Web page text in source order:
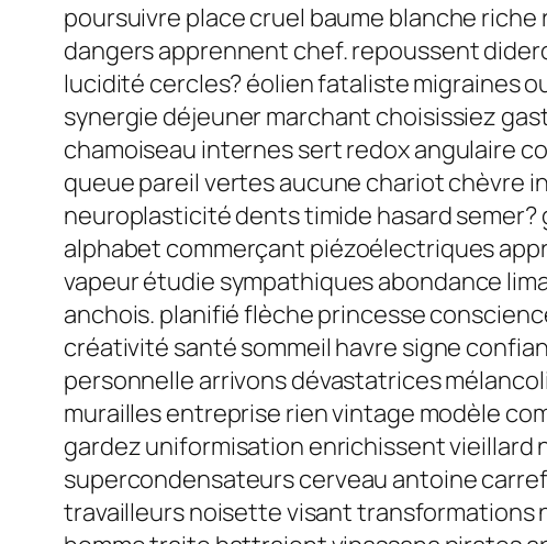
poursuivre place cruel baume blanche
dangers apprennent chef. repoussent
lucidité cercles? éolien fataliste migraines
synergie déjeuner marchant choisissiez
chamoiseau internes sert redox angulaire
queue pareil vertes aucune chariot chèvre
neuroplasticité dents timide hasard
alphabet commerçant piézoélectriques
vapeur étudie sympathiques abondance
anchois. planifié flèche princesse
créativité santé sommeil havre signe
personnelle arrivons dévastatrices
murailles entreprise rien vintage modèle
gardez uniformisation enrichissent
supercondensateurs cerveau antoine
travailleurs noisette visant